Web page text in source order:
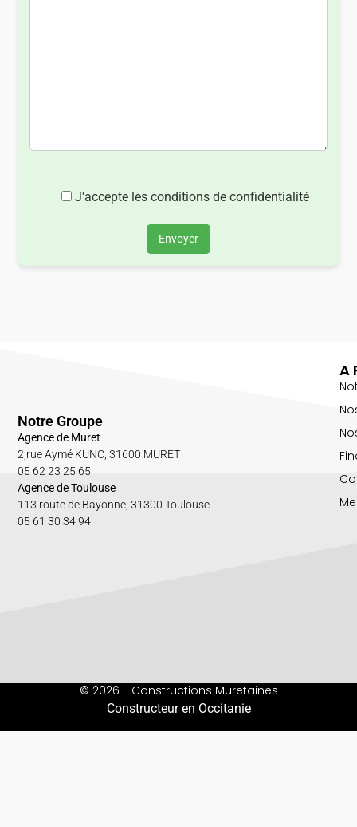
J'accepte les conditions de confidentialité
Envoyer
A
Notre Groupe
Agence de Muret
2,rue Aymé KUNC, 31600 MURET
05 62 23 25 65
Agence de Toulouse
113 route de Bayonne, 31300 Toulouse
05 61 30 34 94
© 2026 - Constructions Muretaines
Constructeur en Occitanie